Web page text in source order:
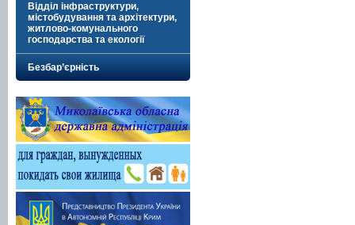
Відділ інфраструктури,
містобудування та архітектури,
житлово-комунального
господарства та екології
Безбар’єрність